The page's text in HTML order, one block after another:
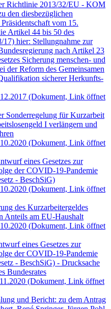
Richtlinie 2013/32/EU - KOM
den diesbezüglichen
vom 15.
Artikel 44 bis 50 des
17) hier: Stellungnahme zur
nach Artikel 23
Sicherung menschen- und
der Reform des Gemeinsamen
sicherer Herkunfts-
(Dokument, Link öffnet
Sonderregelung für Kurzarbeit
I verlängern und
(Dokument, Link öffnet
eines Gesetzes zur
der COVID-19-Pandemie
- BeschSiG)
(Dokument, Link öffnet
des Kurzarbeitergeldes
Anteils am EU-Haushalt
(Dokument, Link öffnet
eines Gesetzes zur
der COVID-19-Pandemie
- BeschSiG) - Drucksache
Bundesrates
(Dokument, Link öffnet
und Bericht: zu dem Antrag